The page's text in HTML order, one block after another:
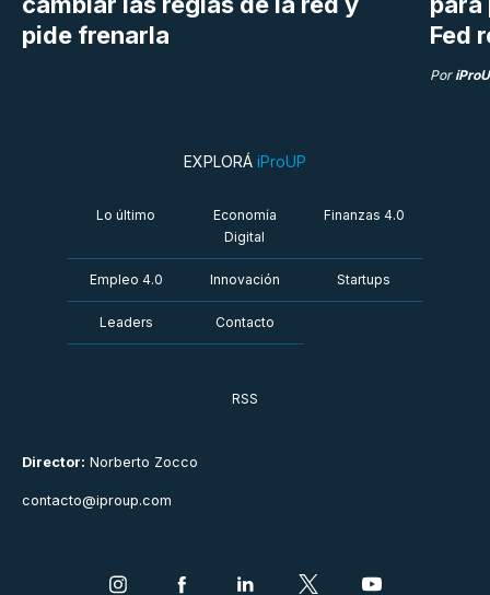
pide frenarla
Fed
Por
Director: Norberto Zocco
contacto@iproup.com
EXPLORÁ iProUP
Lo último
Economía
Digital
Finanzas 4.0
Empleo 4.0 Innovación Startups
Leaders Contacto
RSS